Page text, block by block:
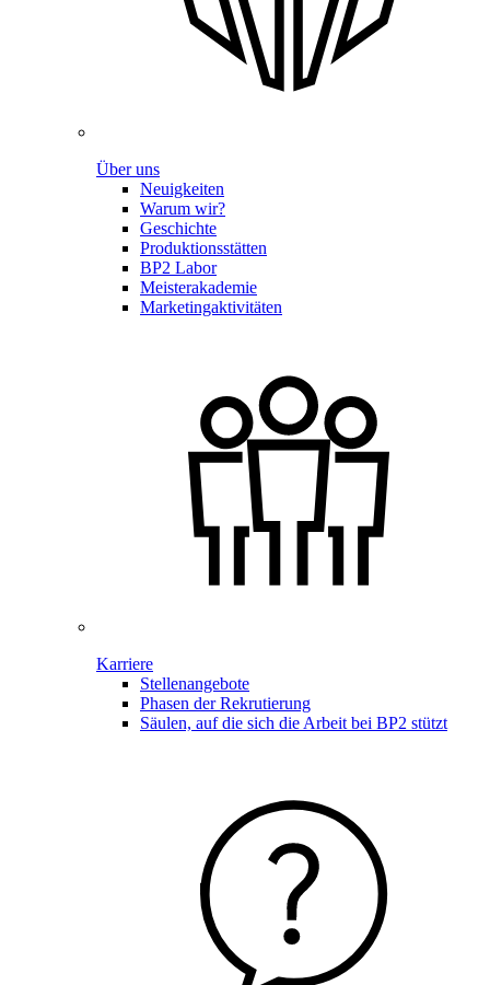
Über uns
Neuigkeiten
Warum wir?
Geschichte
Produktionsstätten
BP2 Labor
Meisterakademie
Marketingaktivitäten
Karriere
Stellenangebote
Phasen der Rekrutierung
Säulen, auf die sich die Arbeit bei BP2 stützt